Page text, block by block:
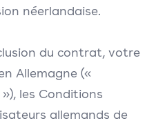
néerlandaise.
du contrat, votre
Allemagne («
les Conditions
allemands de